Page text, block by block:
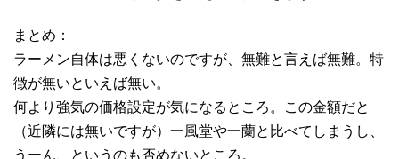
まとめ：
ラーメン自体は悪くないのですが、無難と言えば無難。特
徴が無いといえば無い。
何より強気の価格設定が気になるところ。この金額だと
（近隣には無いですが）一風堂や一蘭と比べてしまうし、
うーん、というのも否めないところ。